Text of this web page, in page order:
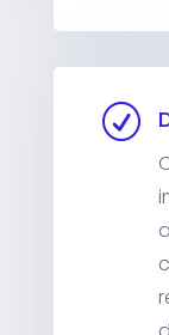
R